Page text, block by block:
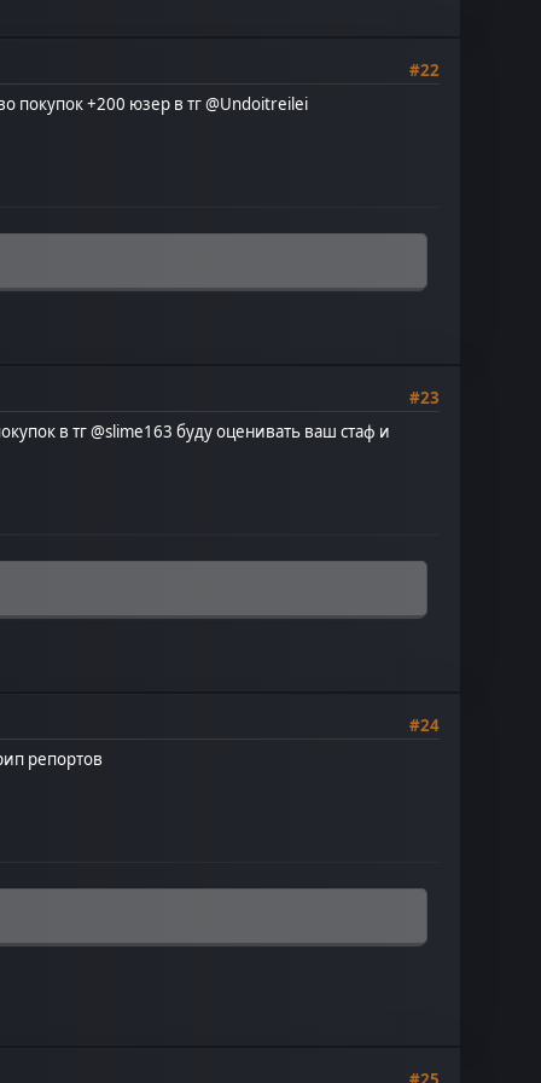
#22
покупок +200 юзер в тг@Undoitreilei
#23
в тг @slime163 буду оценивать ваш стаф и
#24
репортов